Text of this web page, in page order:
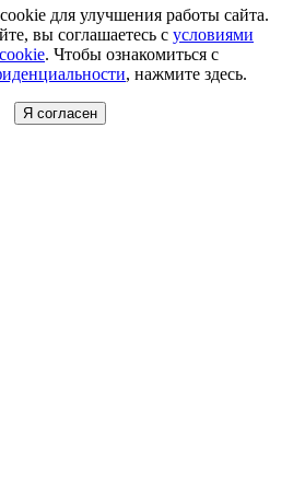
для улучшения работы сайта.
вы соглашаетесь с условиями
. Чтобы ознакомиться с
, нажмите здесь.
Я согласен